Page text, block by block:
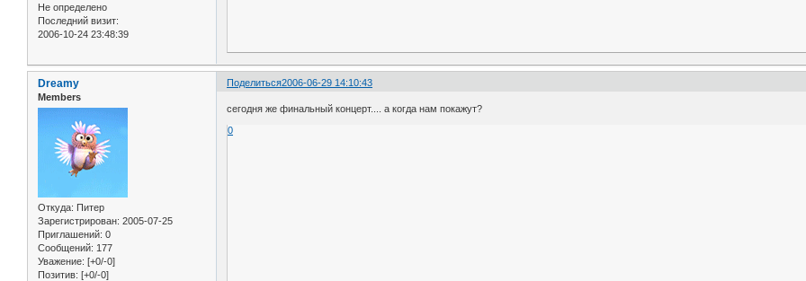
Не определено
Последний визит:
2006-10-24 23:48:39
Поделиться2006-06-29 14:10:43
Dreamy
Members
Откуда: Питер
Зарегистрирован: 2005-07-25
Приглашений: 0
Сообщений: 177
Уважение: [+0/-0]
Позитив: [+0/-0]
сегодня же финальный концерт.... а когда нам покажут?
0